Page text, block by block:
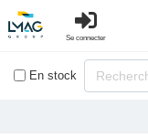
Se connecter
En stock